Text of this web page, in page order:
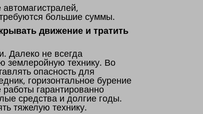
большие суммы.
движение и тратить
Далеко не всегда
землеройную технику. Во
опасность для
горизонтальное бурение
гарантированно
средства и долгие годы.
тяжелую технику.